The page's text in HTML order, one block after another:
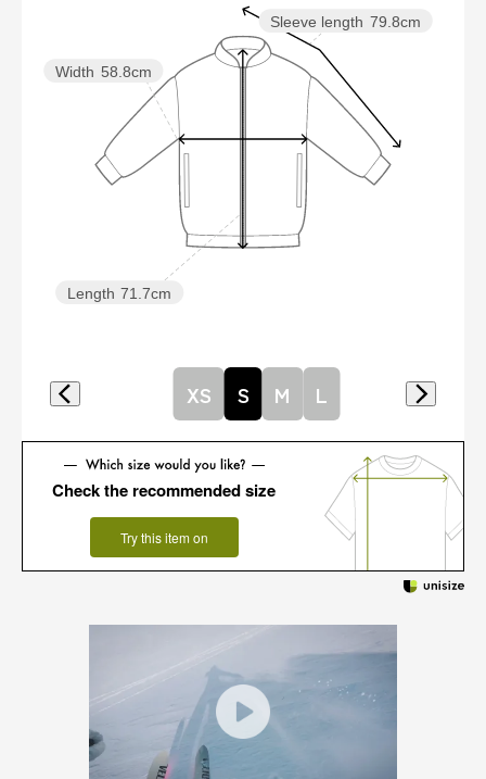
Sleeve length 79.8cm
Length 71.7cm
Width 58.8cm
XS S M L
Check the recommended size
Try this item on